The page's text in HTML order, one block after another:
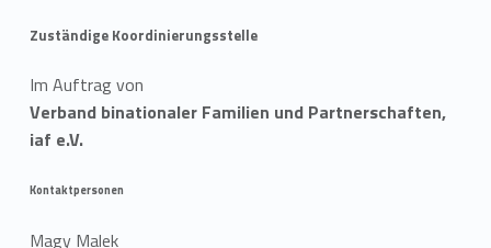
Zuständige Koordinierungsstelle
Im Auftrag von
Verband binationaler Familien und Partnerschaften,
iaf e.V.
Kontaktpersonen
Magy Malek